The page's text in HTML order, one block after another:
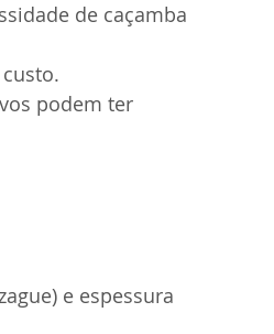
de caçamba
podem ter
e espessura